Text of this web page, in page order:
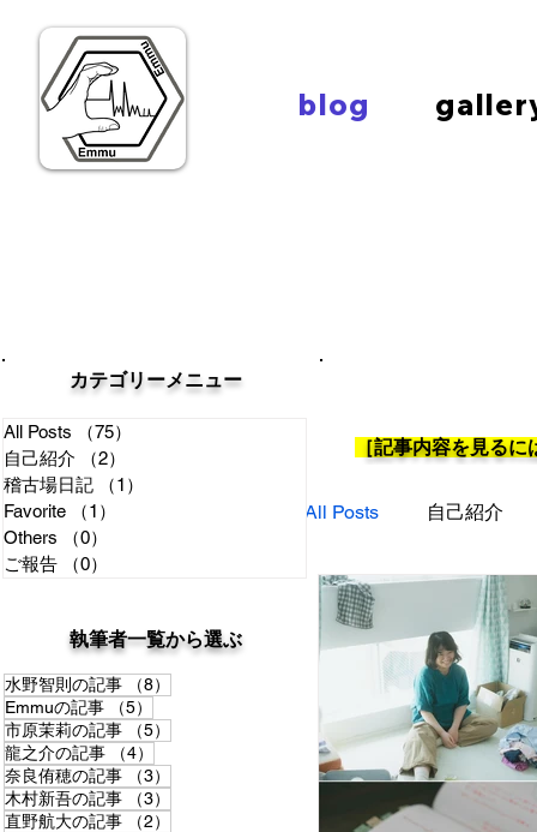
blog
［記事内容を見る
All Posts 自己紹介
稽古場日記
Others ご報告
カテゴリー​メニュー
All Posts （75）
自己紹介
（2）
稽古場日記
（1）
Favorite
（1）
Others
（0）
ご報告
（0）
​執筆者一覧から選ぶ
水野智則の記事 （8）
Emmuの記事
（5）
市原茉莉の記事
（5）
龍之介の記事
（4）
奈良侑穂の記事
（3）
木村新吾の記事
（3）
直野航大の記事
（2）